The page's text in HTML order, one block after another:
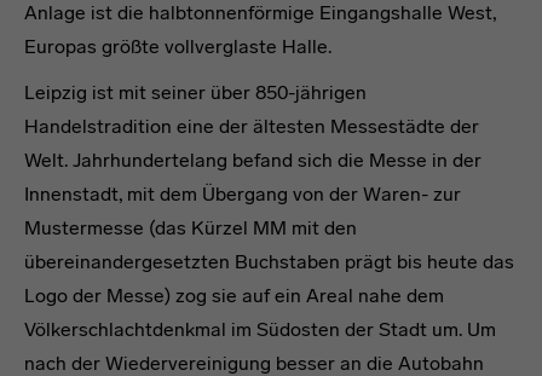
Anlage ist die halbtonnenförmige Eingangshalle West,
Europas größte vollverglaste Halle.
Leipzig ist mit seiner über 850-jährigen
Handelstradition eine der ältesten Messestädte der
Welt. Jahrhundertelang befand sich die Messe in der
Innenstadt, mit dem Übergang von der Waren- zur
Mustermesse (das Kürzel MM mit den
übereinandergesetzten Buchstaben prägt bis heute das
Logo der Messe) zog sie auf ein Areal nahe dem
Völkerschlachtdenkmal im Südosten der Stadt um. Um
nach der Wiedervereinigung besser an die Autobahn